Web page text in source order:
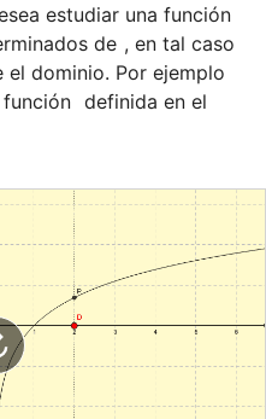
estudiar una función
de , en tal caso
el dominio. Por ejemplo
definida en el